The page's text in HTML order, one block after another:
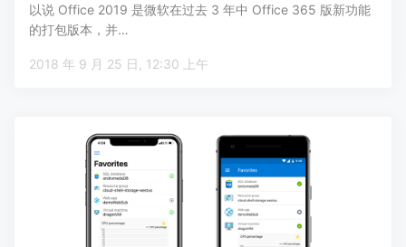
以说 Office 2019 是微软在过去 3 年中 Office 365 版新功能
的打包版本，并…
2018 年 9 月 25 日, 12:30 上午